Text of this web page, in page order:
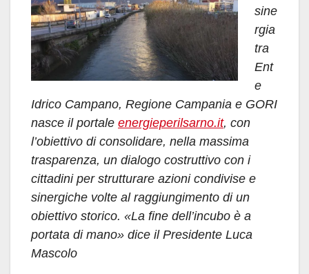
sine
rgia
tra
Ent
e
Idrico Campano, Regione Campania e GORI
nasce il portale energieperilsarno.it, con
l’obiettivo di consolidare, nella massima
trasparenza, un dialogo costruttivo con i
cittadini per strutturare azioni condivise e
sinergiche volte al raggiungimento di un
obiettivo storico. «La fine dell’incubo è a
portata di mano» dice il Presidente Luca
Mascolo